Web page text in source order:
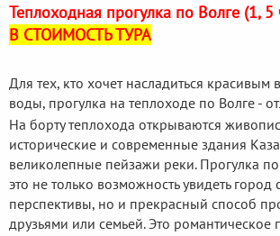
Теплоходная прогулка по Волге (1, 5
В СТОИМОСТЬ ТУРА
Для тех, кто хочет насладиться красивым
воды, прогулка на теплоходе по Волге -
На борту теплохода открываются
исторические и современные здания
великолепные пейзажи реки. Прогулка
это не только возможность увидеть город
перспективы, но и прекрасный способ
друзьями или семьей. Это романтическое